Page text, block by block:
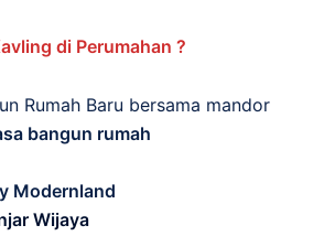
di Perumahan ?
Rumah Baru bersama mandor
bangun rumah
Modernland
Wijaya